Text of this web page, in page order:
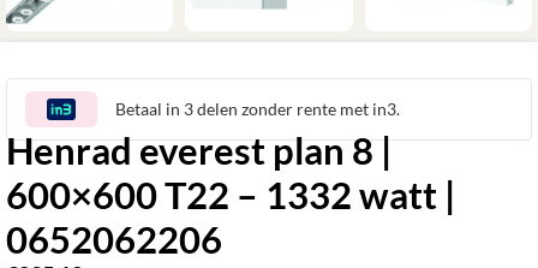
Betaal in 3 delen zonder rente met in3.
Henrad everest plan 8 |
600×600 T22 – 1332 watt |
0652062206